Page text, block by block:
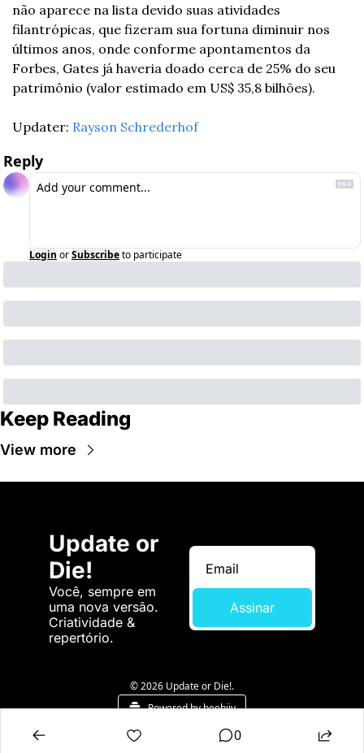
não aparece na lista devido suas atividades
filantrópicas, que fizeram sua fortuna diminuir nos
últimos anos, onde conforme apontamentos da
Forbes, Gates já haveria doado cerca de 25% do seu
patrimônio (valor estimado em US$ 35,8 bilhões).
Updater: Rayson Schrederhof
Reply
Login orSubscribeto participate
Keep Reading
View more
Update or
Die!
Você, sempre em
uma nova versão.
Criatividade &
repertório.
Assinar
© 2026 Update or Die!.
Powered by beehiiv
0